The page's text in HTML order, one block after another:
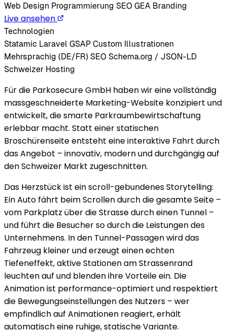
Web Design Programmierung SEO GEA Branding
Live ansehen
Technologien
Statamic Laravel GSAP Custom Illustrationen
Mehrsprachig (DE/FR) SEO Schema.org / JSON-LD
Schweizer Hosting
Für die Parkosecure GmbH haben wir eine vollständig
massgeschneiderte Marketing-Website konzipiert und
entwickelt, die smarte Parkraumbewirtschaftung
erlebbar macht. Statt einer statischen
Broschürenseite entsteht eine interaktive Fahrt durch
das Angebot – innovativ, modern und durchgängig auf
den Schweizer Markt zugeschnitten.
Das Herzstück ist ein scroll-gebundenes Storytelling:
Ein Auto fährt beim Scrollen durch die gesamte Seite –
vom Parkplatz über die Strasse durch einen Tunnel –
und führt die Besucher so durch die Leistungen des
Unternehmens. In den Tunnel-Passagen wird das
Fahrzeug kleiner und erzeugt einen echten
Tiefeneffekt, aktive Stationen am Strassenrand
leuchten auf und blenden ihre Vorteile ein. Die
Animation ist performance-optimiert und respektiert
die Bewegungseinstellungen des Nutzers – wer
empfindlich auf Animationen reagiert, erhält
automatisch eine ruhige, statische Variante.